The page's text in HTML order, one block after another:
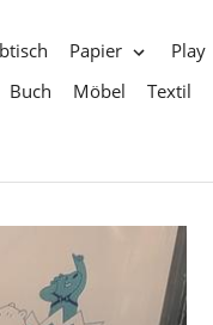
Papier Play
Buch Möbel Textil